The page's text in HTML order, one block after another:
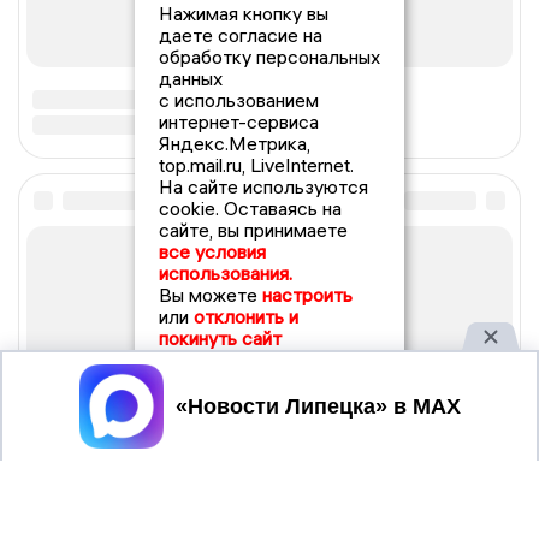
Нажимая кнопку вы
даете согласие на
обработку персональных
данных
с использованием
интернет-сервиса
Яндекс.Метрика,
top.mail.ru, LiveInternet.
На сайте используются
cookie. Оставаясь на
сайте, вы принимаете
все условия
использования.
Вы можете настроить
или отклонить и
покинуть сайт
Принять